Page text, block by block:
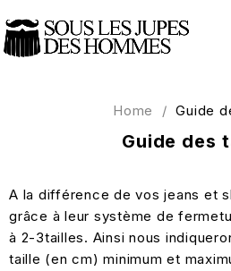
Guide des
Home / Guide
A la différence de vos jeans et
grâce à leur système de
à 2-3tailles. Ainsi nous
taille (en cm) minimum et